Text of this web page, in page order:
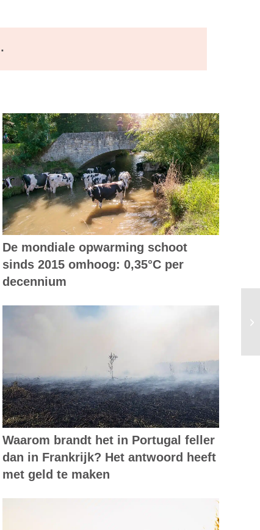
De mondiale opwarming schoot
sinds 2015 omhoog: 0,35°C per
decennium
Waarom brandt het in Portugal feller
dan in Frankrijk? Het antwoord heeft
met geld te maken